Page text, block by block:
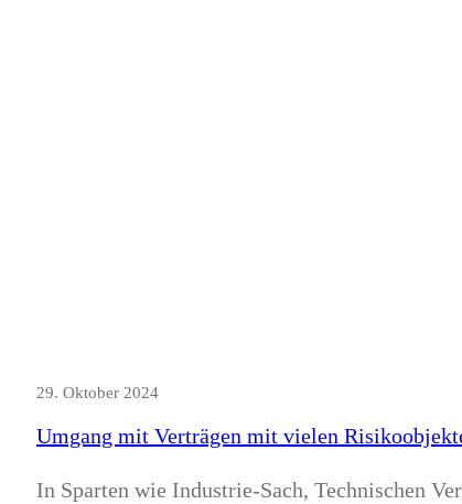
29. Oktober 2024
Umgang mit Verträgen mit vielen
In Sparten wie Industrie-Sach, Technischen